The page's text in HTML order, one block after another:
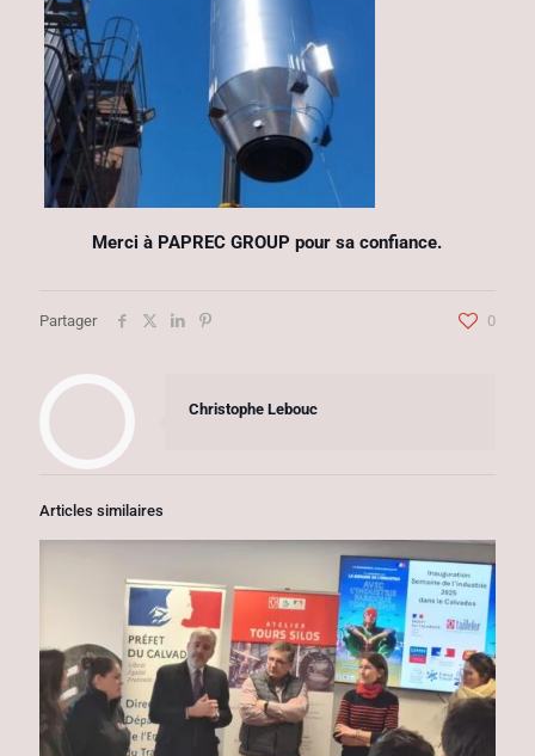
Merci à PAPREC GROUP pour sa confiance.
Partager 0
Christophe Lebouc
Articles similaires